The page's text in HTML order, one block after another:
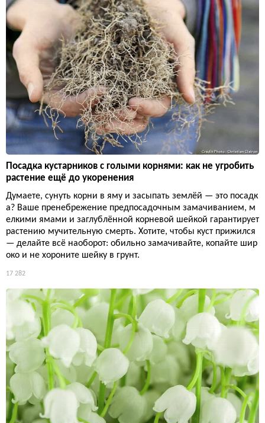
Посадка кустарников с голыми корнями: как не угробить
растение ещё до укоренения
Думаете, сунуть корни в яму и засыпать землёй — это посадк
а? Ваше пренебрежение предпосадочным замачиванием, м
елкими ямами и заглублённой корневой шейкой гарантирует
растению мучительную смерть. Хотите, чтобы куст прижился
— делайте всё наоборот: обильно замачивайте, копайте шир
око и не хороните шейку в грунт.
17 282